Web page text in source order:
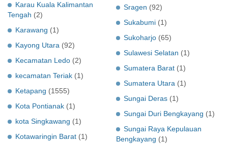
Karau Kuala Kalimantan
Tengah (2)
Karawang (1)
Kayong Utara (92)
Kecamatan Ledo (2)
kecamatan Teriak (1)
Ketapang (1555)
Kota Pontianak (1)
kota Singkawang (1)
Kotawaringin Barat (1)
Sragen (92)
Sukabumi (1)
Sukoharjo (65)
Sulawesi Selatan (1)
Sumatera Barat (1)
Sumatera Utara (1)
Sungai Deras (1)
Sungai Duri Bengkayang (1)
Sungai Raya Kepulauan
Bengkayang (1)